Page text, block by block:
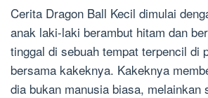
Cerita Dragon Ball Kecil dimulai
anak laki-laki berambut hitam dan
tinggal di sebuah tempat terpencil di
bersama kakeknya. Kakeknya
dia bukan manusia biasa, melainkan